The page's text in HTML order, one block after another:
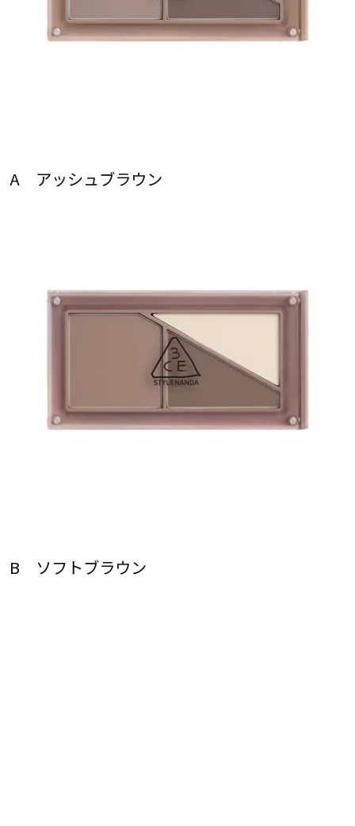
A アッシュブラウン
B ソフトブラウン